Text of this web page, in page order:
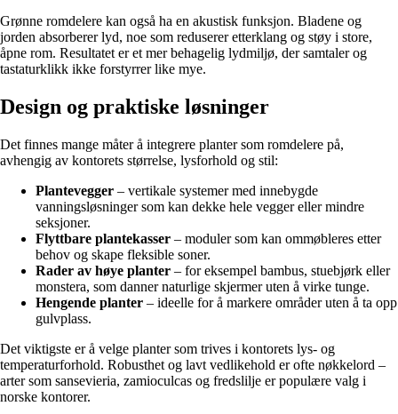
Grønne romdelere kan også ha en akustisk funksjon. Bladene og
jorden absorberer lyd, noe som reduserer etterklang og støy i store,
åpne rom. Resultatet er et mer behagelig lydmiljø, der samtaler og
tastaturklikk ikke forstyrrer like mye.
Design og praktiske løsninger
Det finnes mange måter å integrere planter som romdelere på,
avhengig av kontorets størrelse, lysforhold og stil:
Plantevegger – vertikale systemer med innebygde
vanningsløsninger som kan dekke hele vegger eller mindre
seksjoner.
Flyttbare plantekasser – moduler som kan ommøbleres etter
behov og skape fleksible soner.
Rader av høye planter – for eksempel bambus, stuebjørk eller
monstera, som danner naturlige skjermer uten å virke tunge.
Hengende planter – ideelle for å markere områder uten å ta opp
gulvplass.
Det viktigste er å velge planter som trives i kontorets lys- og
temperaturforhold. Robusthet og lavt vedlikehold er ofte nøkkelord –
arter som sansevieria, zamioculcas og fredslilje er populære valg i
norske kontorer.